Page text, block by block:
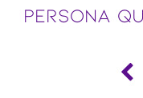
PERSONA